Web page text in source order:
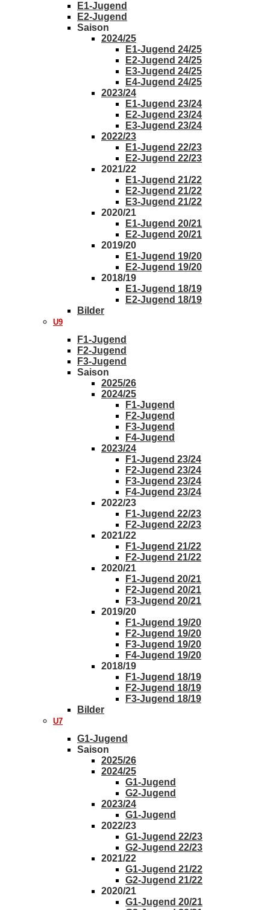
E1-Jugend
E2-Jugend
Saison
2024/25
E1-Jugend 24/25
E2-Jugend 24/25
E3-Jugend 24/25
E4-Jugend 24/25
2023/24
E1-Jugend 23/24
E2-Jugend 23/24
E3-Jugend 23/24
2022/23
E1-Jugend 22/23
E2-Jugend 22/23
2021/22
E1-Jugend 21/22
E2-Jugend 21/22
E3-Jugend 21/22
2020/21
E1-Jugend 20/21
E2-Jugend 20/21
2019/20
E1-Jugend 19/20
E2-Jugend 19/20
2018/19
E1-Jugend 18/19
E2-Jugend 18/19
Bilder
U9
F1-Jugend
F2-Jugend
F3-Jugend
Saison
2025/26
2024/25
F1-Jugend
F2-Jugend
F3-Jugend
F4-Jugend
2023/24
F1-Jugend 23/24
F2-Jugend 23/24
F3-Jugend 23/24
F4-Jugend 23/24
2022/23
F1-Jugend 22/23
F2-Jugend 22/23
2021/22
F1-Jugend 21/22
F2-Jugend 21/22
2020/21
F1-Jugend 20/21
F2-Jugend 20/21
F3-Jugend 20/21
2019/20
F1-Jugend 19/20
F2-Jugend 19/20
F3-Jugend 19/20
F4-Jugend 19/20
2018/19
F1-Jugend 18/19
F2-Jugend 18/19
F3-Jugend 18/19
Bilder
U7
G1-Jugend
Saison
2025/26
2024/25
G1-Jugend
G2-Jugend
2023/24
G1-Jugend
2022/23
G1-Jugend 22/23
G2-Jugend 22/23
2021/22
G1-Jugend 21/22
G2-Jugend 21/22
2020/21
G1-Jugend 20/21